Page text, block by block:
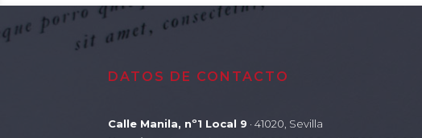
DATOS DE CONTACTO
Calle Manila, nº1 Local 9 · 41020, Sevilla